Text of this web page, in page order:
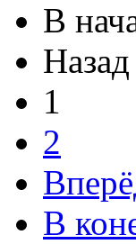
В
Назад
1
2
В